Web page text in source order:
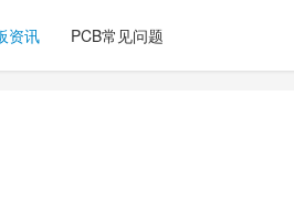
资讯 PCB常见问题